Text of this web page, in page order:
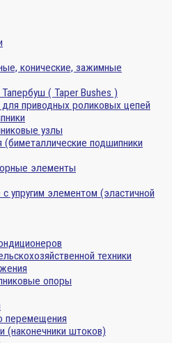
конические, зажимные
( Taper Bushes )
приводных роликовых цепей
узлы
(биметаллические подшипники
элементы
упругим элементом (эластичной
техники
опоры
перемещения
(наконечники штоков)